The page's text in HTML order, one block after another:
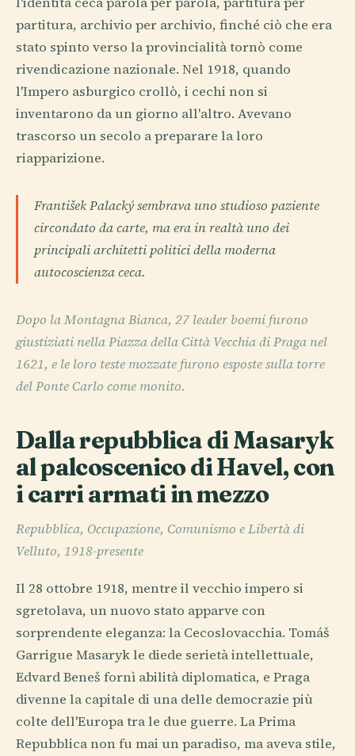
partitura, archivio per archivio, finché ciò che era
stato spinto verso la provincialità tornò come
rivendicazione nazionale. Nel 1918, quando
l'Impero asburgico crollò, i cechi non si
inventarono da un giorno all'altro. Avevano
trascorso un secolo a preparare la loro
riapparizione.
František Palacký sembrava uno studioso paziente
circondato da carte, ma era in realtà uno dei
principali architetti politici della moderna
autocoscienza ceca.
Dopo la Montagna Bianca, 27 leader boemi furono
giustiziati nella Piazza della Città Vecchia di Praga nel
1621, e le loro teste mozzate furono esposte sulla torre
del Ponte Carlo come monito.
Dalla repubblica di Masaryk
al palcoscenico di Havel, con
i carri armati in mezzo
Repubblica, Occupazione, Comunismo e Libertà di
Velluto, 1918-presente
Il 28 ottobre 1918, mentre il vecchio impero si
sgretolava, un nuovo stato apparve con
sorprendente eleganza: la Cecoslovacchia. Tomáš
Garrigue Masaryk le diede serietà intellettuale,
Edvard Beneš fornì abilità diplomatica, e Praga
divenne la capitale di una delle democrazie più
colte dell'Europa tra le due guerre. La Prima
Repubblica non fu mai un paradiso, ma aveva stile,